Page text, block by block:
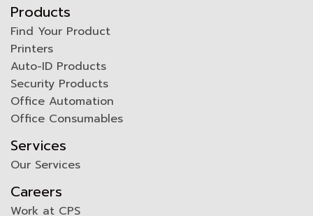
Products
Find Your Product
Printers
Auto-ID Products
Security Products
Office Automation
Office Consumables
Services
Our Services
Careers
Work at CPS